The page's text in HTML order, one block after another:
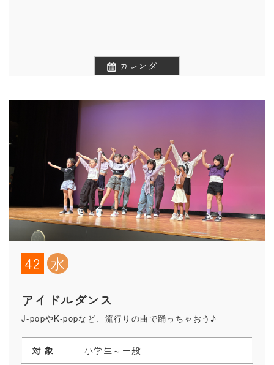
カレンダー
42 水
アイドルダンス
J-popやK-popなど、流行りの曲で踊っちゃおう♪
対 象 小学生～一般